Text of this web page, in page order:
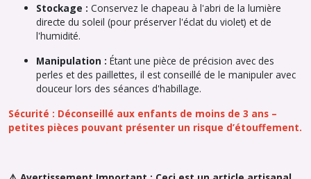
Stockage : Conservez le chapeau à l'abri de la lumière
directe du soleil (pour préserver l'éclat du violet) et de
l'humidité.
Manipulation : Étant une pièce de précision avec des
perles et des paillettes, il est conseillé de le manipuler avec
douceur lors des séances d'habillage.
Sécurité : Déconseillé aux enfants de moins de 3 ans –
petites pièces pouvant présenter un risque d’étouffement.